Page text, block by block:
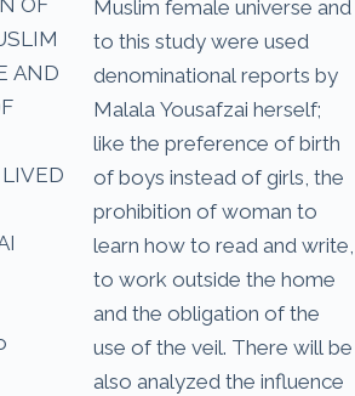
AND
Muslim female universe and
to this study were used
denominational reports by
Malala Yousafzai herself;
like the preference of birth
of boys instead of girls, the
prohibition of woman to
learn how to read and write,
to work outside the home
and the obligation of the
use of the veil. There will be
also analyzed the influence